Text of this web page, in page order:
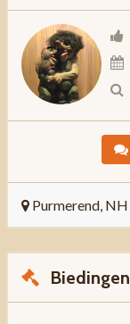
Purmerend, NH
Biedingen